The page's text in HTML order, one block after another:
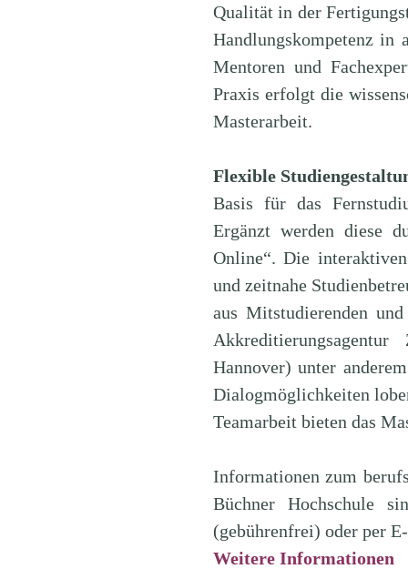
Qualität in der
Handlungskompetenz in
Mentoren und
Praxis erfolgt die
Masterarbeit.
Flexible
Basis für das
Ergänzt werden diese
Online“. Die
und zeitnahe
aus Mitstudierenden
Hannover) unter
Dialogmöglichkeiten
Teamarbeit bieten das
Informationen zum
Büchner Hochschule
(gebührenfrei) oder per
Weitere Informationen